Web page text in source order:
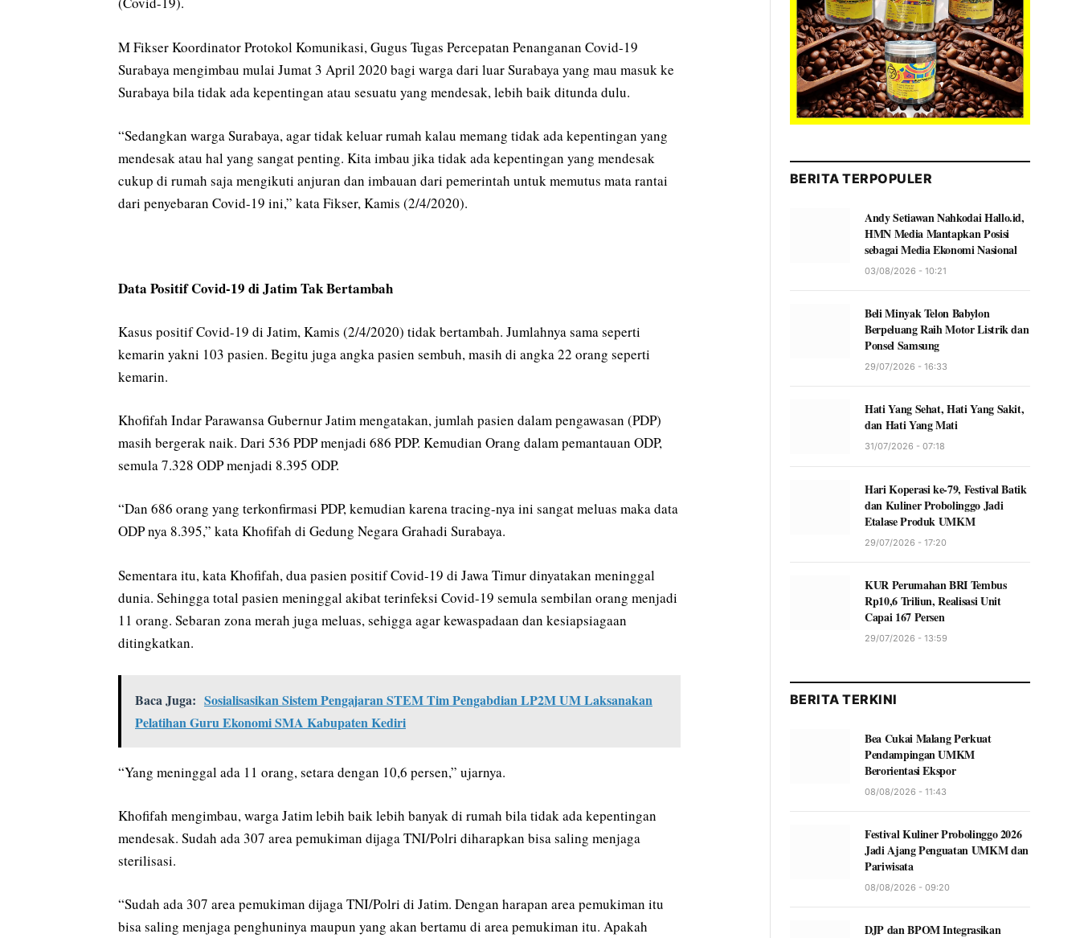
M Fikser Koordinator Protokol Komunikasi, Gugus Tugas Percepatan Penanganan Covid-19
Surabaya mengimbau mulai Jumat 3 April 2020 bagi warga dari luar Surabaya yang mau masuk ke
Surabaya bila tidak ada kepentingan atau sesuatu yang mendesak, lebih baik ditunda dulu.
“Sedangkan warga Surabaya, agar tidak keluar rumah kalau memang tidak ada kepentingan yang
mendesak atau hal yang sangat penting. Kita imbau jika tidak ada kepentingan yang mendesak
cukup di rumah saja mengikuti anjuran dan imbauan dari pemerintah untuk memutus mata rantai
dari penyebaran Covid-19 ini,” kata Fikser, Kamis (2/4/2020).
Data Positif Covid-19 di Jatim Tak Bertambah
Kasus positif Covid-19 di Jatim, Kamis (2/4/2020) tidak bertambah. Jumlahnya sama seperti
kemarin yakni 103 pasien. Begitu juga angka pasien sembuh, masih di angka 22 orang seperti
kemarin.
Khofifah Indar Parawansa Gubernur Jatim mengatakan, jumlah pasien dalam pengawasan (PDP)
masih bergerak naik. Dari 536 PDP menjadi 686 PDP. Kemudian Orang dalam pemantauan ODP,
semula 7.328 ODP menjadi 8.395 ODP.
“Dan 686 orang yang terkonfirmasi PDP, kemudian karena tracing-nya ini sangat meluas maka data
ODP nya 8.395,” kata Khofifah di Gedung Negara Grahadi Surabaya.
Sementara itu, kata Khofifah, dua pasien positif Covid-19 di Jawa Timur dinyatakan meninggal
dunia. Sehingga total pasien meninggal akibat terinfeksi Covid-19 semula sembilan orang menjadi
11 orang. Sebaran zona merah juga meluas, sehigga agar kewaspadaan dan kesiapsiagaan
ditingkatkan.
Baca Juga: Sosialisasikan Sistem Pengajaran STEM Tim Pengabdian LP2M UM Laksanakan
Pelatihan Guru Ekonomi SMA Kabupaten Kediri
“Yang meninggal ada 11 orang, setara dengan 10,6 persen,” ujarnya.
Khofifah mengimbau, warga Jatim lebih baik lebih banyak di rumah bila tidak ada kepentingan
mendesak. Sudah ada 307 area pemukiman dijaga TNI/Polri diharapkan bisa saling menjaga
sterilisasi.
“Sudah ada 307 area pemukiman dijaga TNI/Polri di Jatim. Dengan harapan area pemukiman itu
bisa saling menjaga penghuninya maupun yang akan bertamu di area pemukiman itu. Apakah
BERITA TERPOPULER
Andy Setiawan Nahkodai Hallo.id,
HMN Media Mantapkan Posisi
sebagai Media Ekonomi Nasional
03/08/2026 - 10:21
Beli Minyak Telon Babylon
Berpeluang Raih Motor Listrik dan
Ponsel Samsung
29/07/2026 - 16:33
Hati Yang Sehat, Hati Yang Sakit,
dan Hati Yang Mati
31/07/2026 - 07:18
Hari Koperasi ke-79, Festival Batik
dan Kuliner Probolinggo Jadi
Etalase Produk UMKM
29/07/2026 - 17:20
KUR Perumahan BRI Tembus
Rp10,6 Triliun, Realisasi Unit
Capai 167 Persen
29/07/2026 - 13:59
BERITA TERKINI
Bea Cukai Malang Perkuat
Pendampingan UMKM
Berorientasi Ekspor
08/08/2026 - 11:43
Festival Kuliner Probolinggo 2026
Jadi Ajang Penguatan UMKM dan
Pariwisata
08/08/2026 - 09:20
DJP dan BPOM Integrasikan